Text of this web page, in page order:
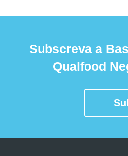
Subscreva a
Qualfood